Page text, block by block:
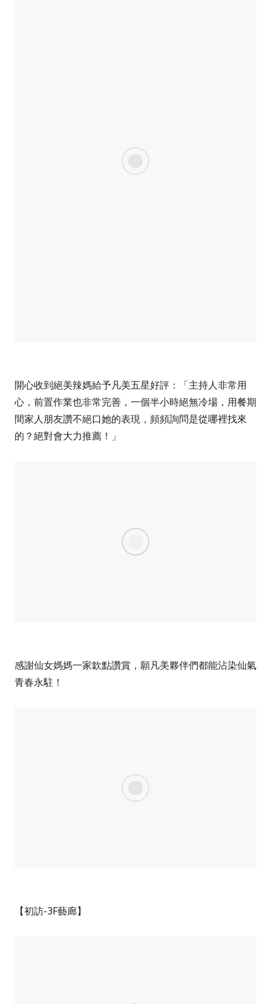
開心收到絕美辣媽給予凡美五星好評：「主持人非常用
心，前置作業也非常完善，一個半小時絕無冷場，用餐期
間家人朋友讚不絕口她的表現，頻頻詢問是從哪裡找來
的？絕對會大力推薦！」
感謝仙女媽媽一家欽點讚賞，願凡美夥伴們都能沾染仙氣
青春永駐！
【初訪-3F藝廊】